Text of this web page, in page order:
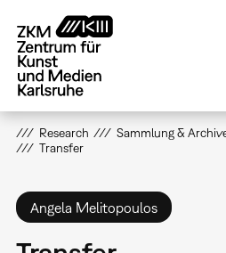
zum
Inhalt
Research Sammlung &
Transfer
Angela Melitopoulos